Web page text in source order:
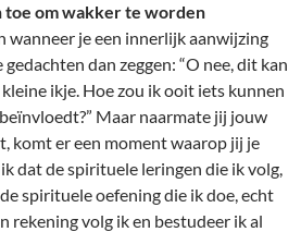
toe om wakker te worden
wanneer je een innerlijk aanwijzing
dan zeggen: “O nee, dit kan
ikje. Hoe zou ik ooit iets kunnen
Maar naarmate jij jouw
komt er een moment waarop jij je
dat de spirituele leringen die ik volg,
spirituele oefening die ik doe, echt
rekening volg ik en bestudeer ik al